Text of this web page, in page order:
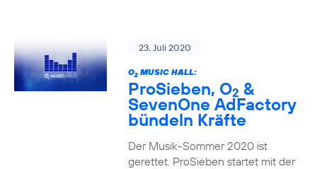
23. Juli 2020
O2MUSIC HALL:
ProSieben, O2 &
SevenOne AdFactory
bündeln Kräfte
Der Musik-Sommer 2020 ist
gerettet. ProSieben startet mit der